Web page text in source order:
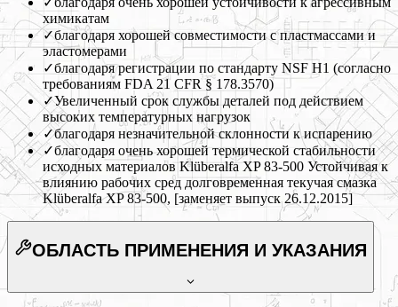
химикатам
✓благодаря хорошей совместимости с пластмассами и
эластомерами
✓благодаря регистрации по стандарту NSF H1 (согласно
требованиям FDA 21 CFR § 178.3570)
✓Увеличенный срок службы деталей под действием
высоких температурных нагрузок
✓благодаря незначительной склонности к испарению
✓благодаря очень хорошей термической стабильности
исходных материалов Klüberalfa XP 83-500 Устойчивая к
влиянию рабочих сред долговременная текучая смазка
Klüberalfa XP 83-500, [заменяет выпуск 26.12.2015]
ОБЛАСТЬ ПРИМЕНЕНИЯ И УКАЗАНИЯ